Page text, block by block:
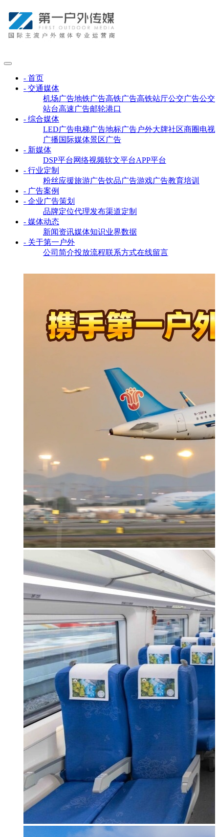
- 首页
- 交通媒体
机场广告地铁广告高铁广告高铁站厅公交广告公交
站台高速广告邮轮港口
- 综合媒体
LED广告电梯广告地标广告户外大牌社区商圈电视
广播国际媒体景区广告
- 新媒体
DSP平台 网络视频软文平台APP平台
- 行业定制
粉丝应援旅游广告饮品广告游戏广告教育培训
- 广告案例
- 企业广告策划
品牌定位代理发布渠道定制
- 媒体动态
新闻资讯媒体知识业界数据
- 关于第一户外
公司简介投放流程联系方式在线留言